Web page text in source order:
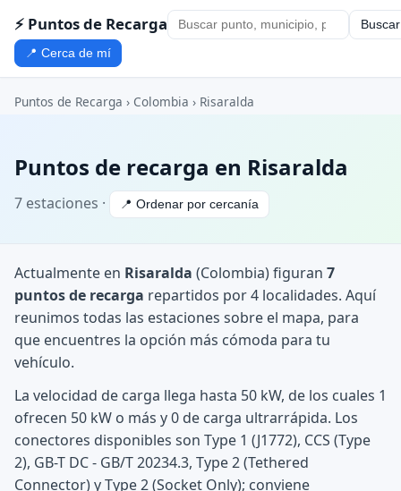
⚡ Puntos de Recarga Buscar
📍 Cerca de mí
Puntos de Recarga › Colombia › Risaralda
Puntos de recarga en Risaralda
7 estaciones · 📍 Ordenar por cercanía
Actualmente en Risaralda (Colombia) figuran 7
puntos de recarga repartidos por 4 localidades. Aquí
reunimos todas las estaciones sobre el mapa, para
que encuentres la opción más cómoda para tu
vehículo.
La velocidad de carga llega hasta 50 kW, de los cuales 1
ofrecen 50 kW o más y 0 de carga ultrarrápida. Los
conectores disponibles son Type 1 (J1772), CCS (Type
2), GB-T DC - GB/T 20234.3, Type 2 (Tethered
Connector) y Type 2 (Socket Only); conviene